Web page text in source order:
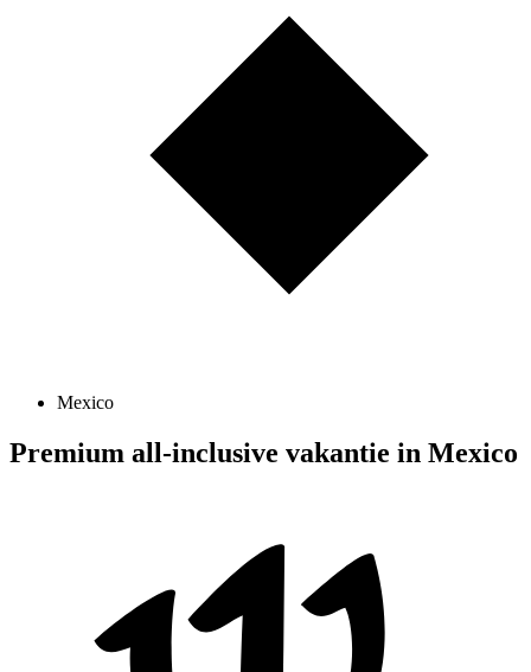
Mexico
Premium all-inclusive vakantie in Mexico